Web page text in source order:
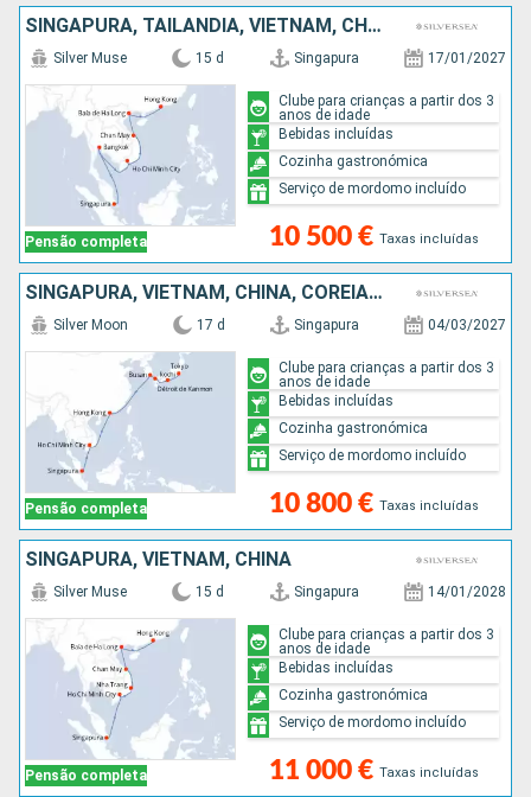
SINGAPURA, TAILÂNDIA, VIETNAM, CHINA
Pensão completa
Silver Muse 15 d Singapura 17/01/2027
10 500 € Taxas incluídas
Clube para crianças a partir dos 3
anos de idade
Bebidas incluídas
Cozinha gastronómica
Serviço de mordomo incluído
SINGAPURA, VIETNAM, CHINA, COREIA DO SUL, JAPÃO
Pensão completa
Silver Moon 17 d Singapura 04/03/2027
10 800 € Taxas incluídas
Clube para crianças a partir dos 3
anos de idade
Bebidas incluídas
Cozinha gastronómica
Serviço de mordomo incluído
SINGAPURA, VIETNAM, CHINA
Pensão completa
Silver Muse 15 d Singapura 14/01/2028
11 000 € Taxas incluídas
Clube para crianças a partir dos 3
anos de idade
Bebidas incluídas
Cozinha gastronómica
Serviço de mordomo incluído